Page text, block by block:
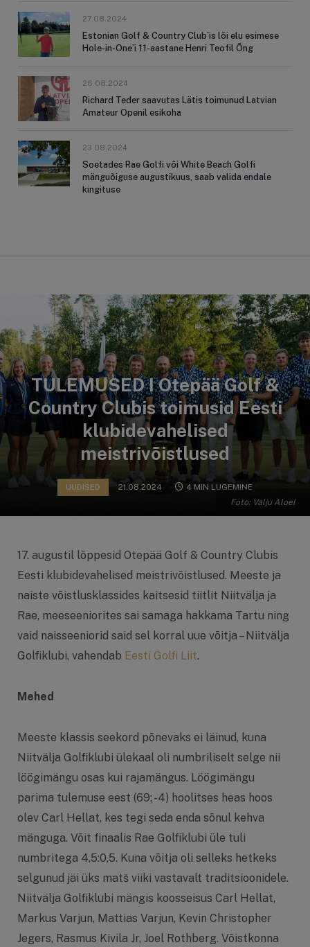
27.08.2024
Estonian Golf & Country Club`is lõi elu esimese
Hole-in-One`i 11-aastane Henri Teofil Õng
26.08.2024
Richard Teder saavutas Lätis toimunud Latvian
Amateur Openil esikoha
23.08.2024
Soetades Rae Golfi või White Beach Golfi
mänguõiguse augustikuus, saab valida endale
kingituse
Foto: Valju Aloel
TULEMUSED I Otepää Golf &
Country Clubis toimusid Eesti
klubidevahelised
meistrivõistlused
UUDISED 21.08.2024 4 MIN LUGEMINE
17. augustil lõppesid Otepää Golf & Country Clubis
Eesti klubidevahelised meistrivõistlused. Meeste ja
naiste võistlusklassides kaitsesid tiitlit Niitvälja ja
Rae, meeseeniorites sai samaga hakkama Tartu ning
vaid naisseeniorid said sel korral uue võitja – Niitvälja
Golfiklubi, vahendab Eesti Golfi Liit.
Mehed
Meeste klassis seekord põnevaks ei läinud, kuna
Niitvälja Golfiklubi ülekaal oli numbriliselt selge nii
löögimängu osas kui rajamängus. Löögimängu
parima tulemuse eest (69; -4) hoolitses heas hoos
olev Carl Hellat, kes tegi seda enda sõnul kehva
mänguga. Võit finaalis Rae Golfiklubi üle tuli
numbritega 4,5:0,5. Kuna võitja oli selleks hetkeks
selgunud jäi üks matš viiki vastavalt traditsioonidele.
Niitvälja Golfiklubi mängis koosseisus Carl Hellat,
Markus Varjun, Mattias Varjun, Kevin Christopher
Jegers, Rasmus Kivila Jr, Joel Rothberg. Võistkonna